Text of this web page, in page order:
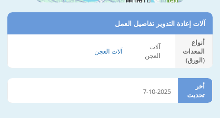
آلات إعادة التدوير تفاصيل العمل
أنواع
المعدات
(الورق)
آلات
العجن
آلات العجن
أخر
تحديث
7-10-2025